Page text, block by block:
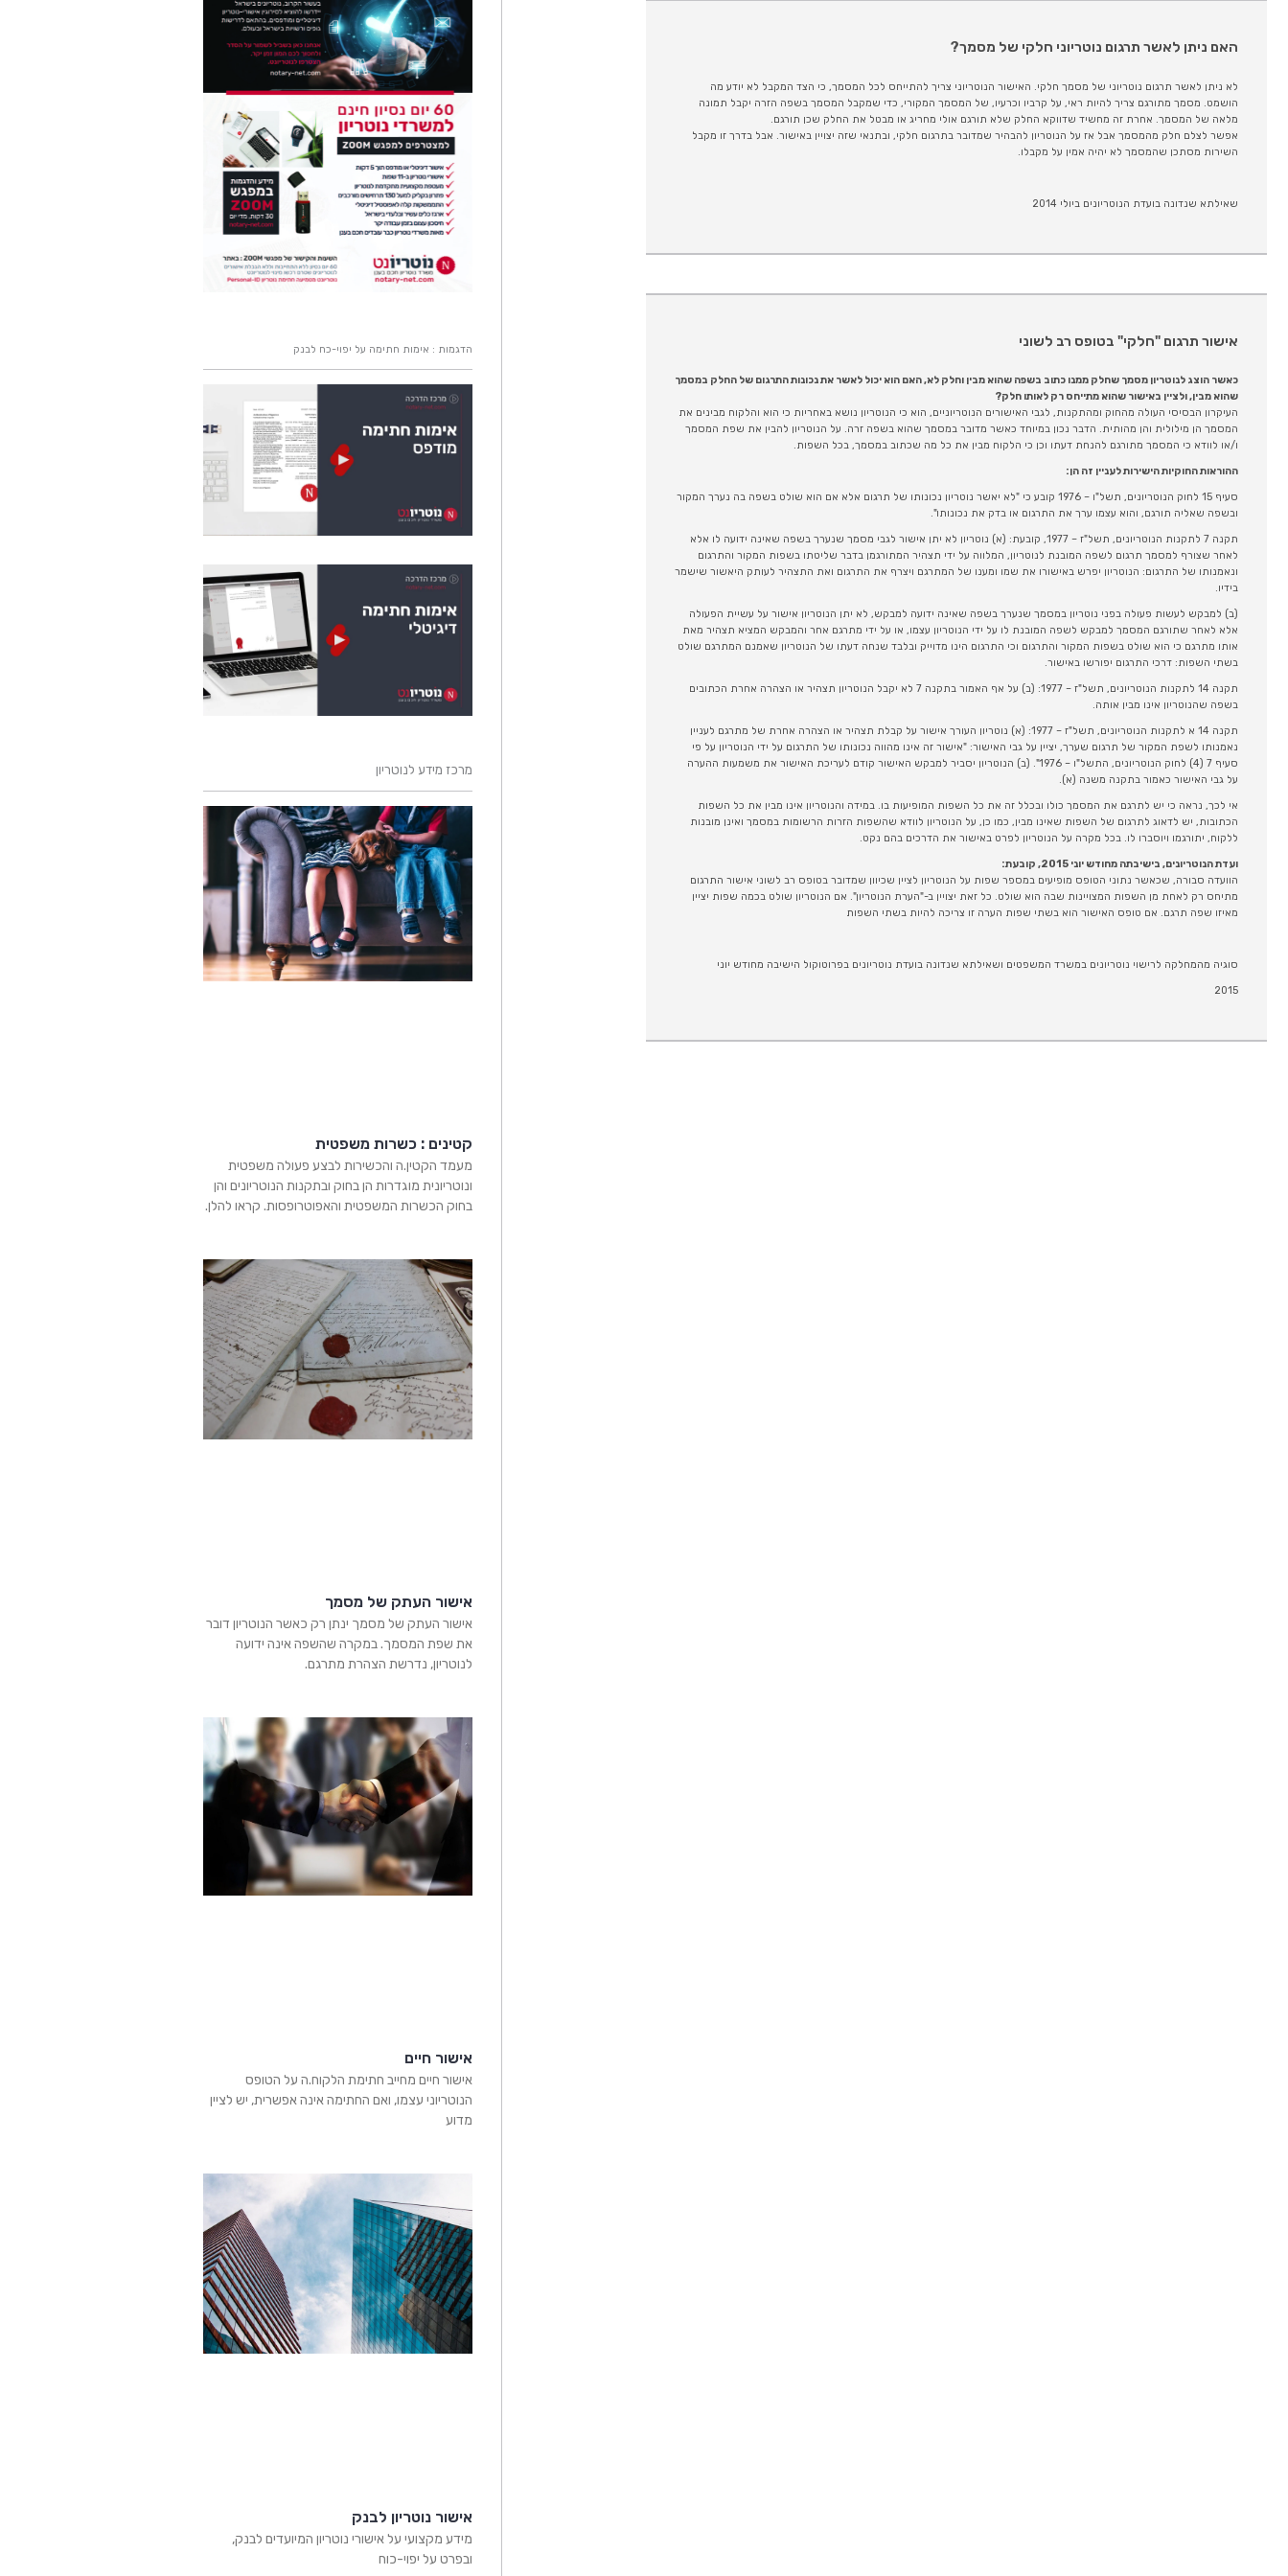
האם ניתן לאשר תרגום נוטריוני חלקי של מסמך?
לא ניתן לאשר תרגום נוטריוני של מסמך חלקי. האישור הנוטריוני צריך להתייחס לכל המסמך, כי הצד המקבל לא יודע מה
הושמט. מסמך מתורגם צריך להיות ראי, על קרביו וכרעיו, של המסמך המקורי, כדי שמקבל המסמך בשפה הזרה יקבל תמונה
מלאה של המסמך. אחרת זה מחשיד שדווקא החלק שלא תורגם אולי מחריג או מבטל את החלק שכן תורגם.
אפשר לצלם חלק מהמסמך אבל אז על הנוטריון להבהיר שמדובר בתרגום חלקי, ובתנאי שזה יצויין באישור. אבל בדרך זו מקבל
השירות מסתכן שהמסמך לא יהיה אמין על מקבלו.
שאילתא שנדונה בועדת הנוטריונים ביולי 2014
אישור תרגום "חלקי" בטופס רב לשוני
כאשר הוצג לנוטריון מסמך שחלק ממנו כתוב בשפה שהוא מבין וחלק לא, האם הוא יכול לאשר את נכונות התרגום של החלק במסמך
שהוא מבין, ולציין באישור שהוא מתייחס רק לאותו חלק?
העיקרון הבסיסי העולה מהחוק ומהתקנות, לגבי האישורים הנוטריוניים, הוא כי הנוטריון נושא באחריות כי הוא והלקוח מבינים את
המסמך הן מילולית והן מהותית. הדבר נכון במיוחד כאשר מדובר במסמך שהוא בשפה זרה. על הנוטריון להבין את שפת המסמך
ו/או לוודא כי המסמך מתורגם להנחת דעתו וכן כי הלקוח מבין את כל מה שכתוב במסמך, בכל השפות.
ההוראות החוקיות הישירות לעניין זה הן:
סעיף 15 לחוק הנוטריונים, תשל"ו – 1976 קובע כי "לא יאשר נוטריון נכונותו של תרגום אלא אם הוא שולט בשפה בה נערך המקור
ובשפה שאליה תורגם, והוא עצמו ערך את התרגום או בדק את נכונותו".
תקנה 7 לתקנות הנוטריונים, תשל"ז – 1977, קובעת: (א) נוטריון לא יתן אישור לגבי מסמך שנערך בשפה שאינה ידועה לו אלא
לאחר שצורף למסמך תרגום לשפה המובנת לנוטריון, המלווה על ידי תצהיר המתורגמן בדבר שליטתו בשפות המקור והתרגום
ונאמנותו של התרגום: הנוטריון יפרש באישורו את שמו ומענו של המתרגם ויצרף את התרגום ואת התצהיר לעותק היאשור שישמר
בידיו.
(ב) למבקש לעשות פעולה בפני נוטריון במסמך שנערך בשפה שאינה ידועה למבקש, לא יתן הנוטריון אישור על עשיית הפעולה
אלא לאחר שתורגם המסמך למבקש לשפה המובנת לו על ידי הנוטריון עצמו, או על ידי מתרגם אחר והמבקש המציא תצהיר מאת
אותו מתרגם כי הוא שולט בשפות המקור והתרגום וכי התרגום הינו מדוייק ובלבד שנחה דעתו של הנוטריון שאמנם המתרגם שולט
בשתי השפות: דרכי התרגום יפורשו באישור.
תקנה 14 לתקנות הנוטריונים, תשל"ז – 1977: (ב) על אף האמור בתקנה 7 לא יקבל הנוטריון תצהיר או הצהרה אחרת הכתובים
בשפה שהנוטריון אינו מבין אותה.
תקנה 14 א לתקנות הנוטריונים, תשל"ז – 1977: (א) נוטריון העורך אישור על קבלת תצהיר או הצהרה אחרת של מתרגם לעניין
נאמנותו לשפת המקור של תרגום שערך, יציין על גבי האישור: "אישור זה אינו מהווה נכונותו של התרגום על ידי הנוטריון על פי
סעיף 7 (4) לחוק הנוטריונים, התשל"ו – 1976". (ב) הנוטריון יסביר למבקש האישור קודם לעריכת האישור את משמעות ההערה
על גבי האישור כאמור בתקנה משנה (א).
אי לכך, נראה כי יש לתרגם את המסמך כולו ובכלל זה את כל השפות המופיעות בו. במידה והנוטריון אינו מבין את כל השפות
הכתובות, יש לדאוג לתרגום של השפות שאינו מבין, כמו כן, על הנוטריון לוודא שהשפות הזרות הרשומות במסמך ואינן מובנות
ללקוח, יתורגמו ויוסברו לו. בכל מקרה על הנוטריון לפרט באישור את הדרכים בהם נקט.
ועדת הנוטריונים, בישיבתה מחודש יוני 2015, קובעת:
הוועדה סבורה, שכאשר נתוני הטופס מופיעים במספר שפות על הנוטריון לציין שכיוון שמדובר בטופס רב לשוני אישור התרגום
מתיחס רק לאחת מן השפות המצויינות שבה הוא שולט. כל זאת יצויין ב-"הערת הנוטריון". אם הנוטריון שולט בכמה שפות יציין
מאיזו שפה תרגם. אם טופס האישור הוא בשתי שפות הערה זו צריכה להיות בשתי השפות
סוגיה מהמחלקה לרישוי נוטריונים במשרד המשפטים ושאילתא שנדונה בועדת נוטריונים בפרוטוקול הישיבה מחודש יוני
2015
הדגמות : אימות חתימה על יפוי-כח לבנק
מרכז מידע לנוטריון
קטינים : כשרות משפטית
מעמד הקטין.ה והכשירות לבצע פעולה משפטית
ונוטריונית מוגדרות הן בחוק ובתקנות הנוטריונים והן
בחוק הכשרות המשפטית והאפוטרופסות. קראו להלן.
אישור העתק של מסמך
אישור העתק של מסמך ינתן רק כאשר הנוטריון דובר
את שפת המסמך. במקרה שהשפה אינה ידועה
לנוטריון, נדרשת הצהרת מתרגם.
אישור חיים
אישור חיים מחייב חתימת הלקוח.ה על הטופס
הנוטריוני עצמו, ואם החתימה אינה אפשרית, יש לציין
מדוע
אישור נוטריון לבנק
מידע מקצועי על אישורי נוטריון המיועדים לבנק,
ובפרט על יפוי-כוח